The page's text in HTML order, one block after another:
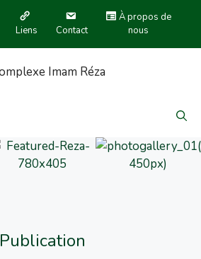
Liens Contact
À propos de
nous
Publication